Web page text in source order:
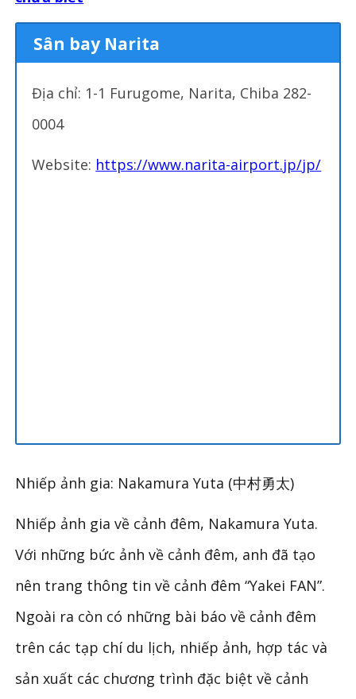
Sân bay Narita
Địa chỉ: 1-1 Furugome, Narita, Chiba 282-
0004
Website: https://www.narita-airport.jp/jp/
Nhiếp ảnh gia: Nakamura Yuta (中村勇太)
Nhiếp ảnh gia về cảnh đêm, Nakamura Yuta.
Với những bức ảnh về cảnh đêm, anh đã tạo
nên trang thông tin về cảnh đêm“Yakei FAN”.
Ngoài ra còn có những bài báo về cảnh đêm
trên các tạp chí du lịch, nhiếp ảnh, hợp tác và
sản xuất các chương trình đặc biệt về cảnh